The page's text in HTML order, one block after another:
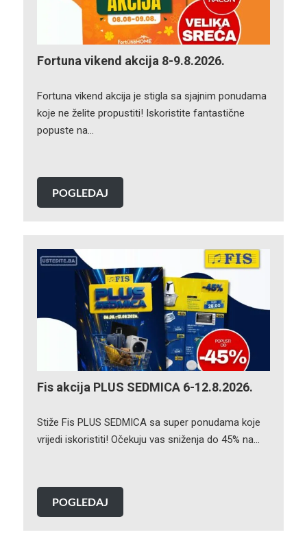
Fortuna vikend akcija 8-9.8.2026.
Fortuna vikend akcija je stigla sa sjajnim ponudama
koje ne želite propustiti! Iskoristite fantastične
popuste na…
POGLEDAJ
Fis akcija PLUS SEDMICA 6-12.8.2026.
Stiže Fis PLUS SEDMICA sa super ponudama koje
vrijedi iskoristiti! Očekuju vas sniženja do 45% na…
POGLEDAJ